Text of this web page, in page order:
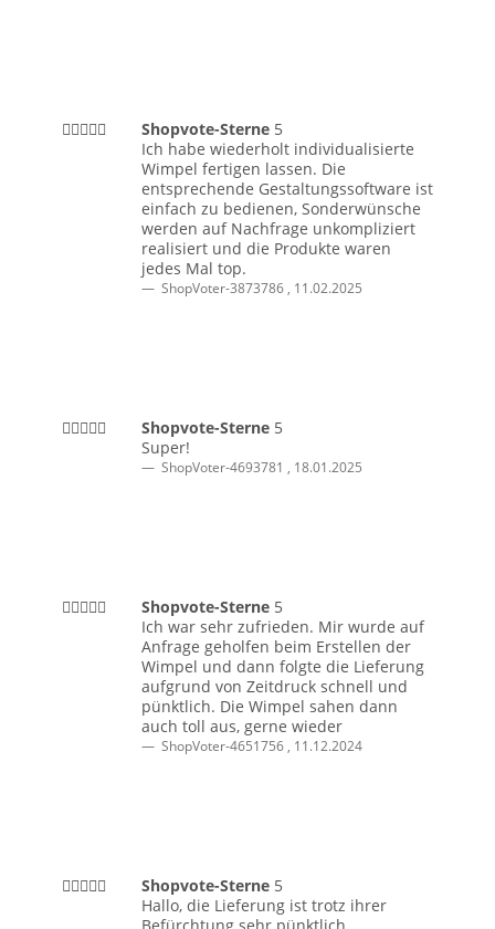
Shopvote-Sterne 5
Ich habe wiederholt individualisierte
Wimpel fertigen lassen. Die
entsprechende Gestaltungssoftware ist
einfach zu bedienen, Sonderwünsche
werden auf Nachfrage unkompliziert
realisiert und die Produkte waren
jedes Mal top.
ShopVoter-3873786 , 11.02.2025
Shopvote-Sterne 5
Super!
ShopVoter-4693781 , 18.01.2025
Shopvote-Sterne 5
Ich war sehr zufrieden. Mir wurde auf
Anfrage geholfen beim Erstellen der
Wimpel und dann folgte die Lieferung
aufgrund von Zeitdruck schnell und
pünktlich. Die Wimpel sahen dann
auch toll aus, gerne wieder
ShopVoter-4651756 , 11.12.2024
Shopvote-Sterne 5
Hallo, die Lieferung ist trotz ihrer